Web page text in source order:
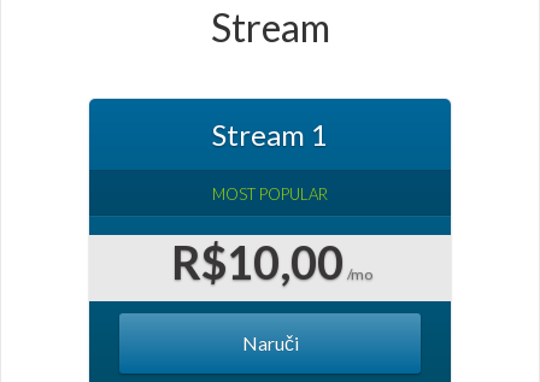
Stream
Stream 1
MOST POPULAR
R$10,00 /mo
Naruči